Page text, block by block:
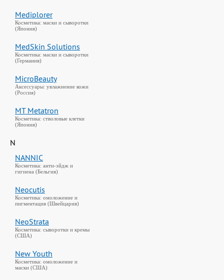
Mediplorer
Косметика: маски и сыворотки
(Япония)
MedSkin Solutions
Косметика: маски и сыворотки
(Германия)
MicroBeauty
Аксессуары: увлажнение кожи
(Россия)
MT Metatron
Косметика: стволовые клетки
(Япония)
N
NANNIC
Косметика: анти-эйдж и
гигиена (Бельгия)
Neocutis
Косметика: омоложение и
пигментация (Швейцария)
NeoStrata
Косметика: сыворотки и кремы
(США)
New Youth
Косметика: омоложение и
маски (США)